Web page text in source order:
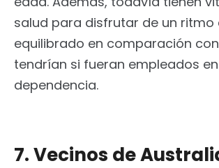
salud para disfrutar de un ritmo
equilibrado en comparación
tendrían si fueran empleados
dependencia.
7. Vecinos de